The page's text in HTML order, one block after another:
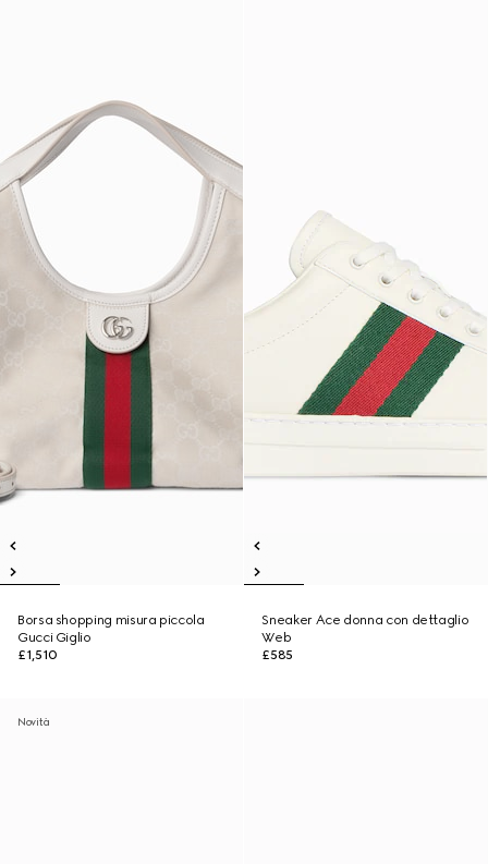
Borsa shopping misura piccola
Gucci Giglio
£1,510
Sneaker Ace donna con dettaglio
Web
£585
Novità